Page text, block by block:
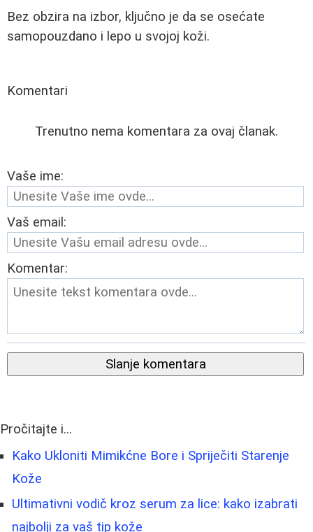
Bez obzira na izbor, ključno je da se osećate
samopouzdano i lepo u svojoj koži.
Komentari
Trenutno nema komentara za ovaj članak.
Vaše ime:
Vaš email:
Komentar:
Slanje komentara
Pročitajte i...
Kako Ukloniti Mimikćne Bore i Spriječiti Starenje
Kože
Ultimativni vodič kroz serum za lice: kako izabrati
najbolji za vaš tip kože